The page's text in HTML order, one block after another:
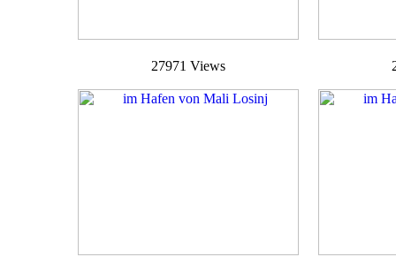
27971 Views